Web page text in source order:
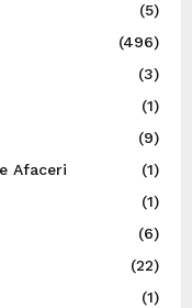
(5)
(496)
(3)
(1)
(9)
Afaceri
(1)
(1)
(6)
(22)
(1)